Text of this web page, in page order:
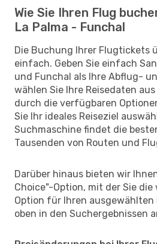
Wie Sie Ihren Flug
La Palma - Funchal
Die Buchung Ihrer Flugtickets
einfach. Geben Sie einfach
und Funchal als Ihre Abflug-
wählen Sie Ihre Reisedaten
durch die verfügbaren
Sie Ihr ideales Reiseziel
Suchmaschine findet die
Tausenden von Routen und
Darüber hinaus bieten wir
Choice"-Option, mit der Sie
Option für Ihren ausgewählten
oben in den Suchergebnissen